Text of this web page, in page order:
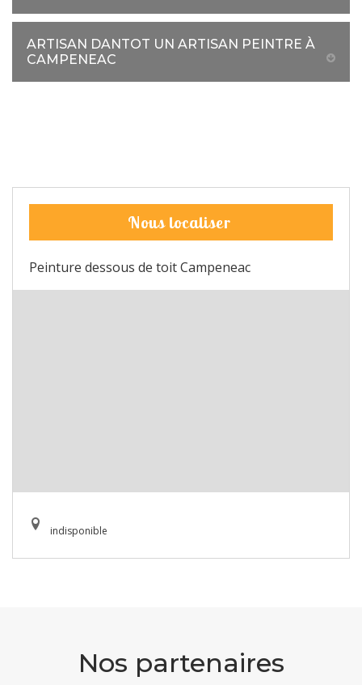
ARTISAN DANTOT UN ARTISAN PEINTRE À
CAMPENEAC
Nous localiser
Peinture dessous de toit Campeneac
indisponible
Nos partenaires